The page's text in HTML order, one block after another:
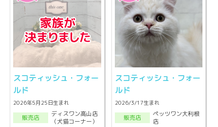
スコティッシュ・フォー
ルド
2026年5月25日生まれ
販売店
ディスワン高山店
（犬猫コーナー）
スコティッシュ・フォー
ルド
2026/3/17生まれ
販売店
ペッツワン大利根
店